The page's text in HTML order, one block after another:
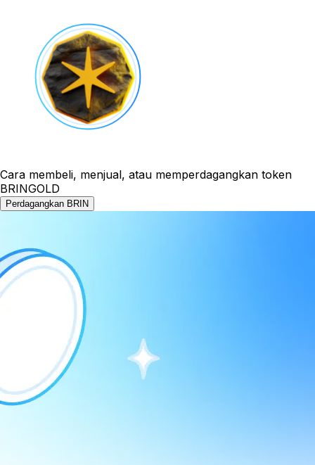
Cara membeli, menjual, atau memperdagangkan token
BRINGOLD
Perdagangkan BRIN